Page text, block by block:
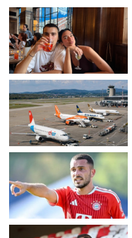
GJERMANI
ZVICËR